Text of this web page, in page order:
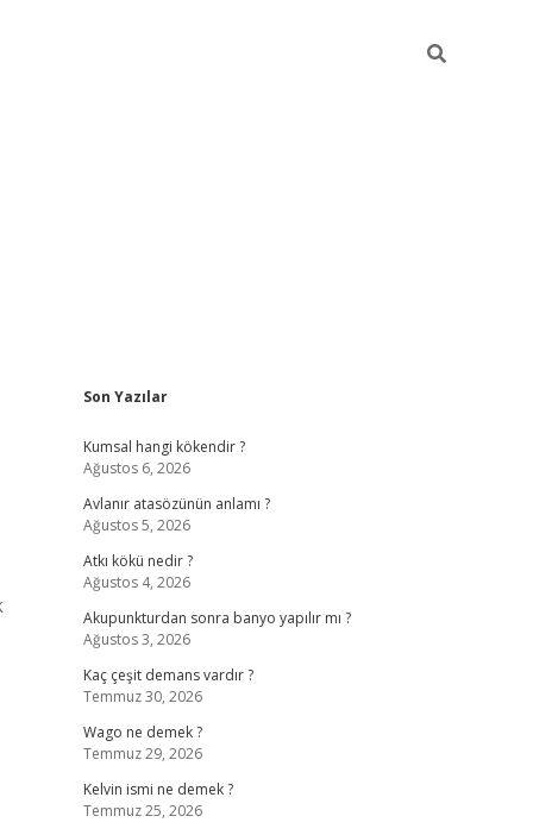
Sidebar
Son Yazılar
Kumsal hangi kökendir ?
Ağustos 6, 2026
Avlanır atasözünün anlamı ?
Ağustos 5, 2026
Atkı kökü nedir ?
Ağustos 4, 2026
Akupunkturdan sonra banyo yapılır mı ?
Ağustos 3, 2026
Kaç çeşit demans vardır ?
Temmuz 30, 2026
Wago ne demek ?
Temmuz 29, 2026
Kelvin ismi ne demek ?
Temmuz 25, 2026
ilbet girişhttps://betexpergiris.casino/